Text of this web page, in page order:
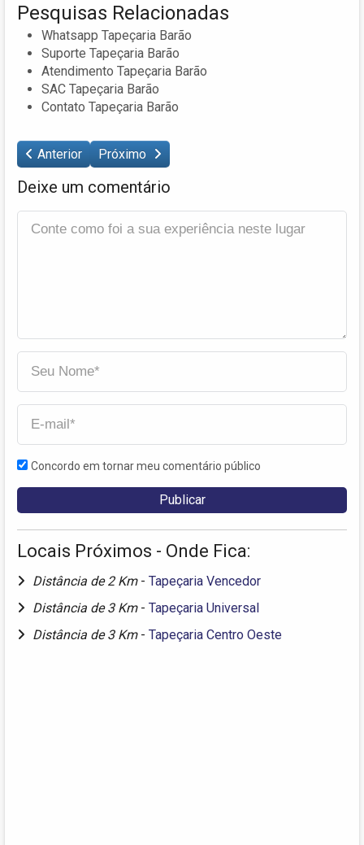
Pesquisas Relacionadas
Whatsapp Tapeçaria Barão
Suporte Tapeçaria Barão
Atendimento Tapeçaria Barão
SAC Tapeçaria Barão
Contato Tapeçaria Barão
Anterior Próximo
Deixe um comentário
Concordo em tornar meu comentário público
Locais Próximos - Onde Fica:
Distância de 2 Km - Tapeçaria Vencedor
Distância de 3 Km - Tapeçaria Universal
Distância de 3 Km - Tapeçaria Centro Oeste